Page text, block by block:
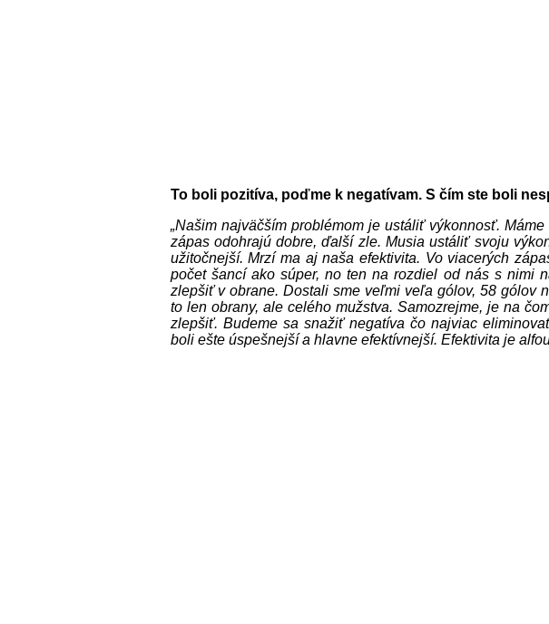
To boli pozitíva, poďme k negatívam. S čím ste boli
„Našim najväčším problémom je ustáliť výkonnosť.
zápas odohrajú dobre, ďalší zle. Musia ustáliť svoju
užitočnejší. Mrzí ma aj naša efektivita. Vo viacerých
počet šancí ako súper, no ten na rozdiel od nás s nimi
zlepšiť v obrane. Dostali sme veľmi veľa gólov, 58 gólov
to len obrany, ale celého mužstva. Samozrejme, je na
zlepšiť. Budeme sa snažiť negatíva čo najviac
boli ešte úspešnejší a hlavne efektívnejší. Efektivita je